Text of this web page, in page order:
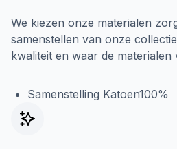
We kiezen onze materialen
samenstellen van onze
kwaliteit en waar de materialen
Samenstelling Katoen100%